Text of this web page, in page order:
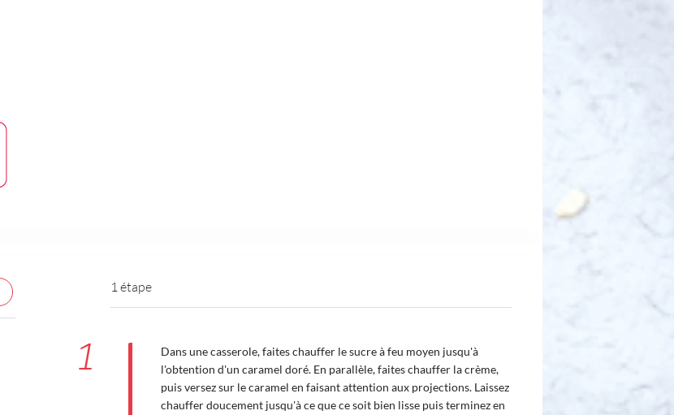
1 étape
1
Dans une casserole, faites chauffer le sucre à feu moyen jusqu'à
l'obtention d'un caramel doré. En parallèle, faites chauffer la crème,
puis versez sur le caramel en faisant attention aux projections. Laissez
chauffer doucement jusqu'à ce que ce soit bien lisse puis terminez en